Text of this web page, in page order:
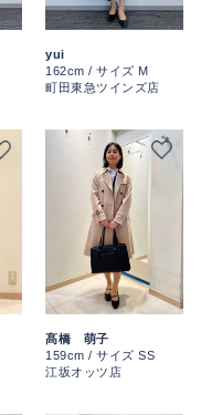
yui
162cm / サイズ M
町田東急ツインズ店
髙橋 萌子
159cm / サイズ SS
江坂オッツ店